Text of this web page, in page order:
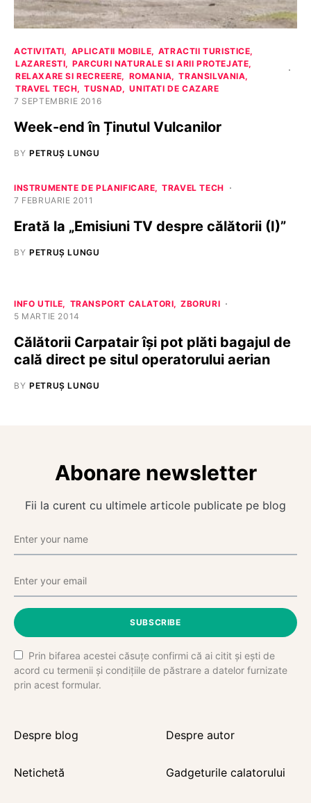
ACTIVITATI APLICATII MOBILE
ATRACTII TURISTICE
LAZARESTI
PARCURI NATURALE SI ARII PROTEJATE
RELAXARE SI RECREERE
ROMANIA
TRANSILVANIA
TRAVEL TECH
TUSNAD
UNITATI DE CAZARE
7 SEPTEMBRIE 2016
Week-end în Ținutul Vulcanilor
BY PETRUȘ LUNGU
INSTRUMENTE DE PLANIFICARE
TRAVEL TECH
7 FEBRUARIE 2011
Erată la „Emisiuni TV despre călătorii (I)”
BY PETRUȘ LUNGU
INFO UTILE TRANSPORT CALATORI
ZBORURI
5 MARTIE 2014
Călătorii Carpatair își pot plăti bagajul de
cală direct pe situl operatorului aerian
BY PETRUȘ LUNGU
Abonare newsletter
Fii la curent cu ultimele articole publicate pe blog
SUBSCRIBE
Prin bifarea acestei căsuțe confirmi că ai citit și ești de
acord cu termenii și condițiile de păstrare a datelor furnizate
prin acest formular.
Despre blog Despre autor
Netichetă Gadgeturile calatorului